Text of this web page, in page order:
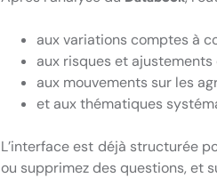
aux variations comptes à
aux risques et
aux mouvements sur les
et aux thématiques
L’interface est déjà structurée
ou supprimez des questions, et